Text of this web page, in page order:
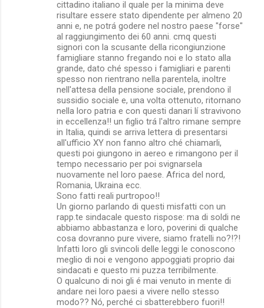
cittadino italiano il quale per la minima deve
risultare essere stato dipendente per almeno 20
anni e, ne potrá godere nel nostro paese "forse"
al raggiungimento dei 60 anni. cmq questi
signori con la scusante della ricongiunzione
famigliare stanno fregando noi e lo stato alla
grande, dato ché spesso i famigliari e parenti
spesso non rientrano nella parentela, inoltre
nell'attesa della pensione sociale, prendono il
sussidio sociale e, una volta ottenuto, ritornano
nella loro patria e con questi danari lí stravivono
in eccellenza!! un figlio trá l'altro rimane sempre
in Italia, quindi se arriva lettera di presentarsi
all'ufficio XY non fanno altro ché chiamarli,
questi poi giungono in aereo e rimangono per il
tempo necessario per poi svignarsela
nuovamente nel loro paese. Africa del nord,
Romania, Ukraina ecc.
Sono fatti reali purtropoo!!
Un giorno parlando di questi misfatti con un
rapp.te sindacale questo rispose: ma di soldi ne
abbiamo abbastanza e loro, poverini di qualche
cosa dovranno pure vivere, siamo fratelli no?!?!
Infatti loro gli svincoli delle leggi le conoscono
meglio di noi e vengono appoggiati proprio dai
sindacati e questo mi puzza terribilmente.
O qualcuno di noi gli é mai venuto in mente di
andare nei loro paesi a vivere nello stesso
modo?? Nó, perché ci sbatterebbero fuori!!